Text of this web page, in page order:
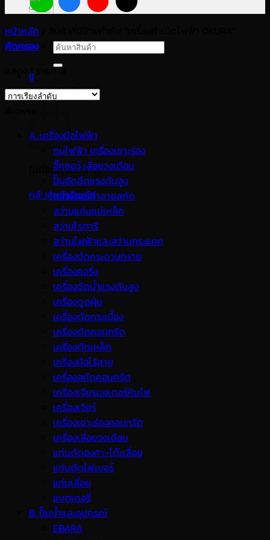
ค้นหา:
0
ตะกร้าสินค้า
ไม่มีสินค้าในตะกร้า
กลับสู่หน้าร้านค้า
หน้าหลัก
คัดกรอง
แสดง 1 รายการ
A. เครื่องมือไฟฟ้า
กบไฟฟ้า เครื่องเซาะร่อง
จิ๊กซอว์ เลื่อยวงเดือน
ปั๊มอัดฉีดแรงดันสูง
สว่านเจาะทำลายสกัด
สว่านแท่นแม่เหล็ก
สว่านโรตารี
สว่านไฟฟ้าและสว่านกระแทก
เครื่องขัดกระดาษทราย
เครื่องคอริ่ง
เครื่องฉีดน้ำแรงดันสูง
เครื่องดูดฝุ่น
เครื่องตัดกระเบื้อง
เครื่องตัดคอนกรีต
เครื่องตัดเหล็ก
เครื่องมือไร้สาย
เครื่องสกัดคอนกรีต
เครื่องเจียรมอเตอร์หินไฟ
เครื่องเจียร์
เครื่องเซาะร่องคอนกรีต
เครื่องเลื่อยวงเดือน
แท่นตัดองศา-โต๊ะเลื่อย
แท่นตัดไฟเบอร์
แท่นเลื่อย
แบตเตอรี่
B. ปั๊มน้ำและอุปกรณ์
EBARA